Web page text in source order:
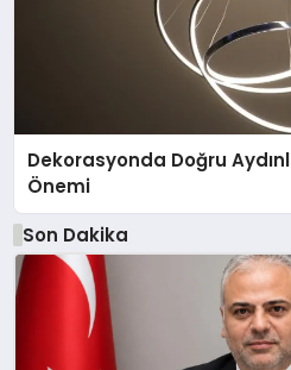
Dekorasyonda Doğru
Önemi
Son Dakika